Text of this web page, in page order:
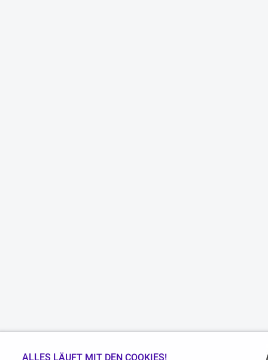
ALLES LÄUFT MIT DEN COOKIES!